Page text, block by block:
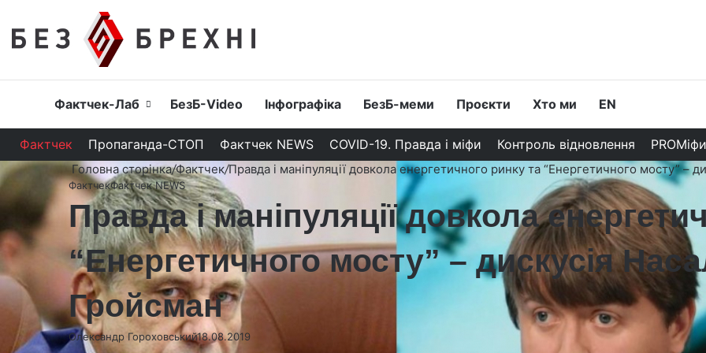
Головна
Фактчек-Лаб БезБ-Video Інфографіка БезБ-меми Проєкти Хто ми EN
Фактчек Пропаганда-СТОП Фактчек NEWS COVID-19. Правда і міфи Контроль відновлення PROМіфи
Головна сторінка/Фактчек/Правда і маніпуляції довкола енергетичного ринку та “Енергетичного мосту” –
ФактчекФактчек NEWS
Правда і маніпуляції довкола
“Енергетичного мосту” – дискусія
Гройсман
Олександр Гороховський18.08.2019